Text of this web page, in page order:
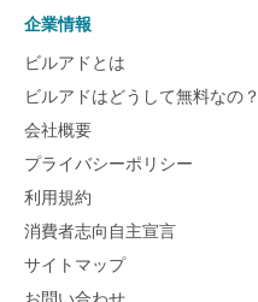
企業情報
ビルアドとは
ビルアドはどうして無料なの？
会社概要
プライバシーポリシー
利用規約
消費者志向自主宣言
サイトマップ